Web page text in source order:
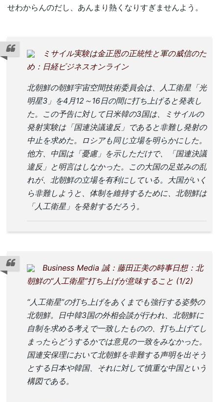
せわからんのだし、あんまり熱くなりすぎませんよう。
ミサイル実験は金正恩の正統性と軍の威信のた
め：日経ビジネスオンライン
北朝鮮の朝鮮宇宙空間技術委員会は、人工衛星「光
明星3」を4月12～16日の間に打ち上げると発表し
た。この予告に対して日米韓の3国は、ミサイルの
発射実験は「国連決議違反」であると非難し発射の
中止を求めた。ロシアも同じ立場を明らかにした。
他方、中国は「憂慮」を示しただけで、「国連決議
違反」と明言はしなかった。この大国の足並みの乱
れが、北朝鮮の立場を有利にしている。大国がいく
ら非難しようと、体制を維持するために、北朝鮮は
「人工衛星」を発射するだろう。
Business Media 誠：藤田正美の時事日想：北
朝鮮の“人工衛星”打ち上げが意味すること (1/2)
“人工衛星”の打ち上げをあくまでも強行する姿勢の
北朝鮮。日中韓3国の外相会談が行われ、北朝鮮に
自制を求める考えで一致したものの、打ち上げてし
まったらどうするかでは意見の一致をみなかった。
国連安保理において北朝鮮を非難する声明を出そう
とする日本や韓国、それに対して慎重な中国という
構図である。